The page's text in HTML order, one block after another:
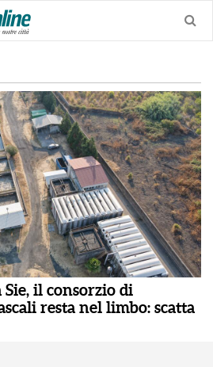
il consorzio di
resta nel limbo: scatta